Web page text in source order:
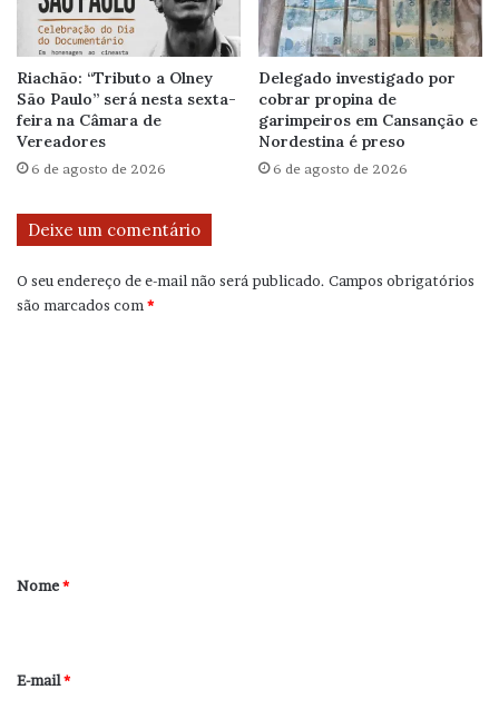
Riachão: “Tributo a Olney
São Paulo” será nesta sexta-
feira na Câmara de
Vereadores
6 de agosto de 2026
Delegado investigado por
cobrar propina de
garimpeiros em Cansanção e
Nordestina é preso
6 de agosto de 2026
Deixe um comentário
O seu endereço de e-mail não será publicado. Campos obrigatórios
são marcados com*
r
*
Nome*
E-mail*